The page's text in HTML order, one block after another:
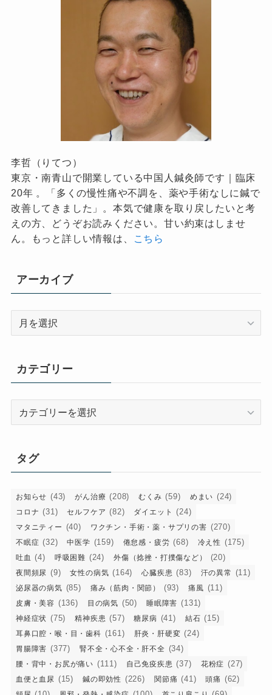
李哲（りてつ）
東京・南青山で開業している中国人鍼灸師です｜臨床
20年 。「多くの慢性痛や不調を、薬や手術なしに鍼で
改善してきました」。本気で健康を取り戻したいと考
えの方、どうぞお読みください。甘い約束はしませ
ん。もっと詳しい情報は、
こちら
アーカイブ
ブ
カテゴリー
ー
タグ
お知らせ (43) がん治療 (208) むくみ (59) めまい (24)
コロナ (31) セルフケア (82) ダイエット (24)
マタニティー (40) ワクチン・手術・薬・サプリの害 (270)
不眠症 (32) 中医学 (159) 倦怠感・疲労 (68) 冷え性 (175)
吐血 (4) 呼吸困難 (24) 外傷（捻挫・打撲傷など） (20)
夜間頻尿 (9) 女性の病気 (164) 心臓疾患 (83) 汗の異常 (11)
泌尿器の病気 (85) 痛み（筋肉・関節） (93) 痛風 (11)
皮膚・美容 (136) 目の病気 (50) 睡眠障害 (131)
神経症状 (75) 精神疾患 (57) 糖尿病 (41) 結石 (15)
耳鼻口腔・喉・目・歯科 (161) 肝炎・肝硬変 (24)
胃腸障害 (377) 腎不全・心不全・肝不全 (34)
腰・背中・お尻が痛い (111) 自己免疫疾患 (37) 花粉症 (27)
血便と血尿 (15) 鍼の即効性 (226) 関節痛 (41) 頭痛 (62)